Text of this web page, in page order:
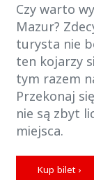
Czy warto
Mazur?
turysta nie
ten kojarzy
tym razem
Przekonaj
nie są zbyt
miejsca.
Kup bilet ›